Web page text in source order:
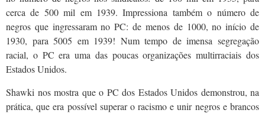
cerca de 500 mil em 1939. Impressiona também o número de
negros que ingressaram no PC: de menos de 1000, no início de
1930, para 5005 em 1939! Num tempo de imensa segregação
racial, o PC era uma das poucas organizações multirraciais dos
Estados Unidos.
Shawki nos mostra que o PC dos Estados Unidos demonstrou, na
prática, que era possível superar o racismo e unir negros e brancos